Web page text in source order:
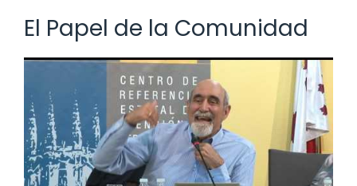
El Papel de la Comunidad